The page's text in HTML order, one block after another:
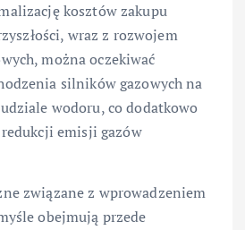
kosztów zakupu
wraz z rozwojem
można oczekiwać
silników gazowych na
wodoru, co dodatkowo
emisji gazów
związane z wprowadzeniem
obejmują przede